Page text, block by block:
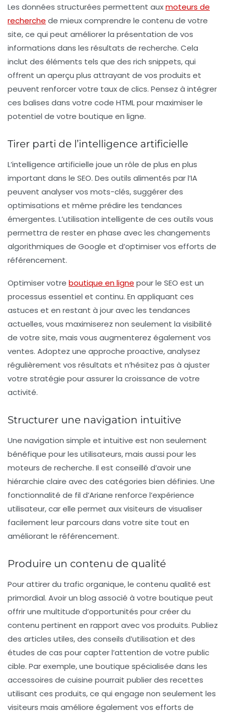
Les données structurées permettent auxmoteurs de
recherche de mieux comprendre le contenu de votre
site, ce qui peut améliorer la présentation de vos
informations dans les résultats de recherche. Cela
inclut des éléments tels que des rich snippets, qui
offrent un aperçu plus attrayant de vos produits et
peuvent renforcer votre taux de clics. Pensez à intégrer
ces balises dans votre code HTML pour maximiser le
potentiel de votre boutique en ligne.
Tirer parti de l’intelligence artificielle
L’intelligence artificielle joue un rôle de plus en plus
important dans le SEO. Des outils alimentés par l’IA
peuvent analyser vos mots-clés, suggérer des
optimisations et même prédire les tendances
émergentes. L’utilisation intelligente de ces outils vous
permettra de rester en phase avec les changements
algorithmiques de Google et d’optimiser vos efforts de
référencement.
Optimiser votre boutique en ligne pour le SEO est un
processus essentiel et continu. En appliquant ces
astuces et en restant à jour avec les tendances
actuelles, vous maximiserez non seulement la visibilité
de votre site, mais vous augmenterez également vos
ventes. Adoptez une approche proactive, analysez
régulièrement vos résultats et n’hésitez pas à ajuster
votre stratégie pour assurer la croissance de votre
activité.
Structurer une navigation intuitive
Une navigation simple et intuitive est non seulement
bénéfique pour les utilisateurs, mais aussi pour les
moteurs de recherche. Il est conseillé d’avoir une
hiérarchie claire avec des catégories bien définies. Une
fonctionnalité de fil d’Ariane renforce l’expérience
utilisateur, car elle permet aux visiteurs de visualiser
facilement leur parcours dans votre site tout en
améliorant le référencement.
Produire un contenu de qualité
Pour attirer du trafic organique, le contenu qualité est
primordial. Avoir un blog associé à votre boutique peut
offrir une multitude d’opportunités pour créer du
contenu pertinent en rapport avec vos produits. Publiez
des articles utiles, des conseils d’utilisation et des
études de cas pour capter l’attention de votre public
cible. Par exemple, une boutique spécialisée dans les
accessoires de cuisine pourrait publier des recettes
utilisant ces produits, ce qui engage non seulement les
visiteurs mais améliore également vos efforts de